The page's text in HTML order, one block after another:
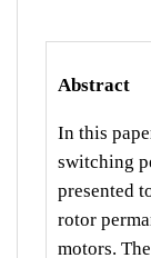
Abstract
In this
switching
presented
rotor
motors.